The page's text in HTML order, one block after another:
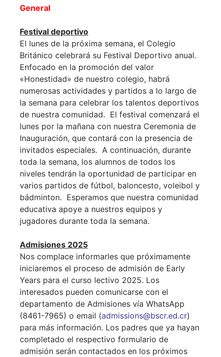
General
Festival deportivo
El lunes de la próxima semana, el Colegio
Británico celebrará su Festival Deportivo anual.
Enfocado en la promoción del valor
«Honestidad» de nuestro colegio, habrá
numerosas actividades y partidos a lo largo de
la semana para celebrar los talentos deportivos
de nuestra comunidad. El festival comenzará el
lunes por la mañana con nuestra Ceremonia de
Inauguración, que contará con la presencia de
invitados especiales. A continuación, durante
toda la semana, los alumnos de todos los
niveles tendrán la oportunidad de participar en
varios partidos de fútbol, baloncesto, voleibol y
bádminton. Esperamos que nuestra comunidad
educativa apoye a nuestros equipos y
jugadores durante toda la semana.
Admisiones 2025
Nos complace informarles que próximamente
iniciaremos el proceso de admisión de Early
Years para el curso lectivo 2025. Los
interesados pueden comunicarse con el
departamento de Admisiones vía WhatsApp
(8461-7965) o email (admissions@bscr.ed.cr)
para más información. Los padres que ya hayan
completado el respectivo formulario de
admisión serán contactados en los próximos